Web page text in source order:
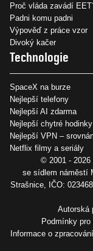
Proč vláda zavádí
Padni komu padni
Výpověď z práce vzor
Divoký kačer
Technologie
SpaceX na burze
Nejlepší telefony
Nejlepší AI zdarma
Nejlepší chytré hodinky
Nejlepší VPN –
Netflix filmy a seriály
© 2001 - 2026
se sídlem náměstí
Strašnice, IČO:
Autorská
Podmínky
Informace o